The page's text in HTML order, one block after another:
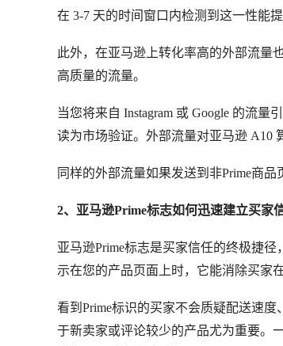
在 3-7 天的时间窗口内检测到这一性能
此外，在亚马逊上转化率高的外部流量
高质量的流量。
当您将来自 Instagram 或 Google 的流
读为市场验证。外部流量对亚马逊 A10
同样的外部流量如果发送到非Prime商
2、亚马逊Prime标志如何迅速建立买家
亚马逊Prime标志是买家信任的终极捷
示在您的产品页面上时，它能消除买家
看到Prime标识的买家不会质疑配送速
于新卖家或评论较少的产品尤为重要。